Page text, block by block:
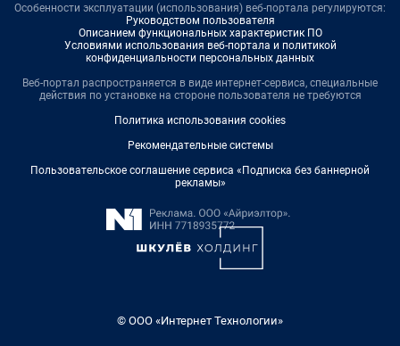
Особенности эксплуатации (использования) веб-портала регулируются:
Руководством пользователя
Описанием функциональных характеристик ПО
Условиями использования веб-портала и политикой
конфиденциальности персональных данных
Веб-портал распространяется в виде интернет-сервиса, специальные
действия по установке на стороне пользователя не требуются
Политика использования cookies
Рекомендательные системы
Пользовательское соглашение сервиса «Подписка без баннерной
рекламы»
© ООО «Интернет Технологии»